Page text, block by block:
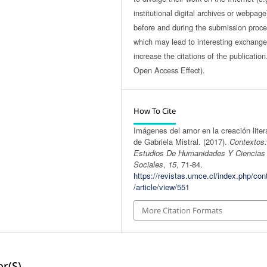
institutional digital archives or
before and during the submission
which may lead to interesting
increase the citations of the
Open Access Effect).
How To Cite
Imágenes del amor en la creación
de Gabriela Mistral. (2017).Contextos:
Estudios De Humanidades Y Ciencias
Sociales, 15, 71-84.
https://revistas.umce.cl/index.php/
/article/view/551
More Citation Formats